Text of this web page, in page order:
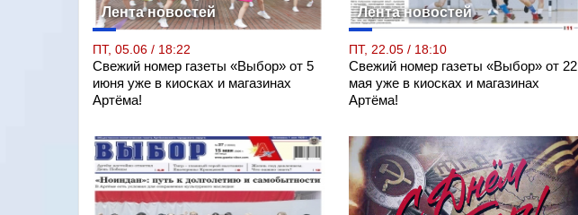
Лента новостей
ПТ, 05.06 / 18:22
Свежий номер газеты «Выбор» от 5
июня уже в киосках и магазинах
Артёма!
Лента новостей
ПТ, 22.05 / 18:10
Свежий номер газеты «Выбор» от 22
мая уже в киосках и магазинах
Артёма!